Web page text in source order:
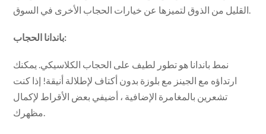
القليل من الذوق لتميزها عن خيارات الحجاب الأخرى في السوق.
باندانا الحجاب:
نمط باندانا هو تطور لطيف على الحجاب الكلاسيكي. يمكنك
ارتداؤه مع الجينز مع بلوزة بدون أكتاف لإطلالة أنيقة! إذا كنت
تشعرين بالمغامرة الإضافية ، أضيفي بعض الأقراط لإكمال
مظهرك.